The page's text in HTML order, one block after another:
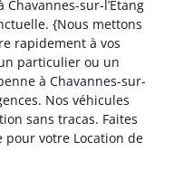
sur-l’Étang
{Nous mettons
rapidement à vos
particulier ou un
à Chavannes-sur-
Nos véhicules
sans tracas. Faites
pour votre Location de